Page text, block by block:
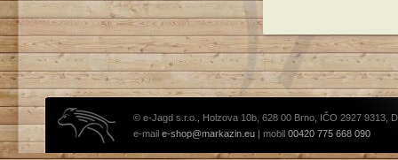
© e-Jagd s.r.o., Holzova 10b, 628 00 Brno, IČO 2927 9313,
e-mail e-shop@markazin.eu | mobil 00420 775 668 090